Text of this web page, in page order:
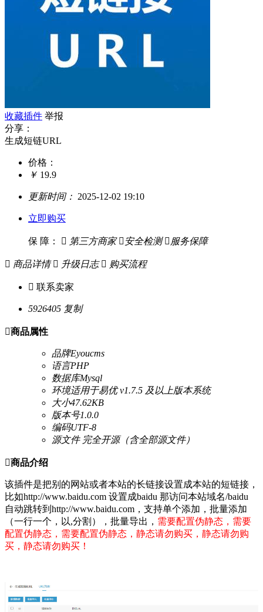
收藏插件 举报
分享：
生成短链URL
价格：
￥ 19.9
更新时间： 2025-12-02 19:10
立即购买
保 障：  第三方商家  安全检测  服务保障
 商品详情  升级日志  购买流程
 联系卖家
5926405 复制
商品属性
品牌Eyoucms
语言PHP
数据库Mysql
环境适用于易优 v1.7.5 及以上版本系统
大小47.62KB
版本号1.0.0
编码UTF-8
源文件完全开源（含全部源文件）
商品介绍
该插件是把别的网站或者本站的长链接设置成本站的短链接，
比如http://www.baidu.com 设置成baidu 那访问本站域名/baidu
自动跳转到http://www.baidu.com，支持单个添加，批量添加
（一行一个，以,分割），批量导出， 需要配置伪静态， 需要
配置伪静态， 需要配置伪静态，静态请勿购买 ，静态请勿购
买，静态请勿购买 ！